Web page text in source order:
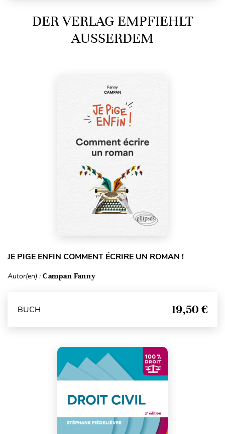
DER VERLAG EMPFIEHLT
AUSSERDEM
JE PIGE ENFIN COMMENT ÉCRIRE UN ROMAN !
Autor(en) : Campan Fanny
BUCH 19,50 €